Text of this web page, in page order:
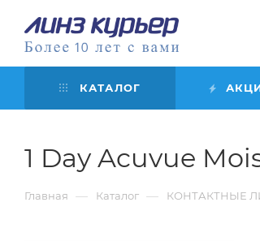
КАТАЛОГ
1 Day Acuvue
Главная — Каталог — КОНТАКТНЫЕ